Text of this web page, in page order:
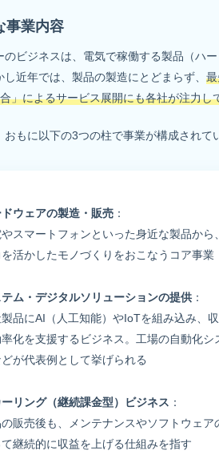
事業内容
のビジネスは、電気で稼働する製品（ハ
近年では、製品の製造にとどまらず、
」によるサービス展開にも各社が注力し
おもに以下の3つの柱で事業が構成されて
ウェアの製造・販売 ：
スマートフォンといった身近な製品か
活かしたモノづくりをおこなうコア事業
ム・デジタルソリューションの提供 ：
製品にAI（人工知能）やIoTを組み込み、
化を支援するビジネス。工場の自動化
どが代表例として挙げられる
ーリング（継続課金型）ビジネス ：
販売後も、メンテナンスやソフトウェ
て継続的に収益を上げる仕組みを指す